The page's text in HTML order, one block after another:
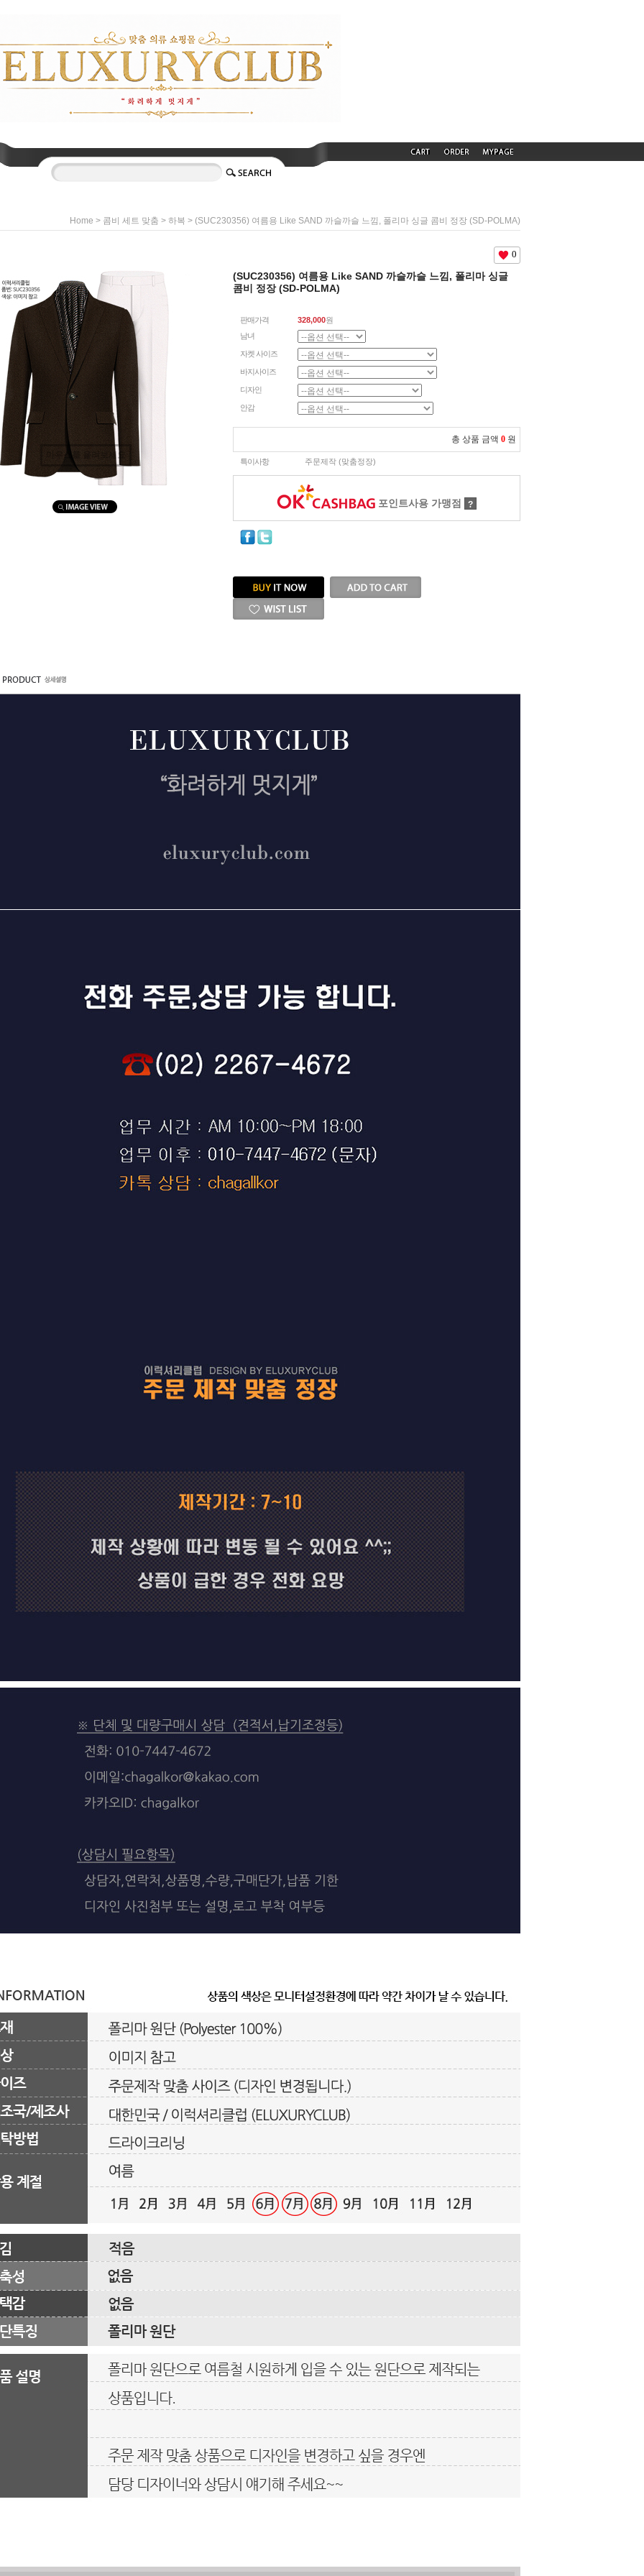
Home > 콤비 세트 맞춤 > 하복 > (SUC230356) 여름용 Like SAND 까슬까슬 느낌, 폴리마 싱글 콤비 정장 (SD-POLMA)
마우스를 올려보세요
0
(SUC230356) 여름용 Like SAND 까슬까슬 느낌, 폴리마 싱글
콤비 정장 (SD-POLMA)
판매가격 328,000원
남녀
자켓 사이즈
바지사이즈
디자인
안감
총 상품 금액 0 원
특이사항 주문제작 (맞춤정장)
포인트사용 가맹점 ?